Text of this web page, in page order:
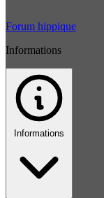
Forum hippique
Informations
Informations